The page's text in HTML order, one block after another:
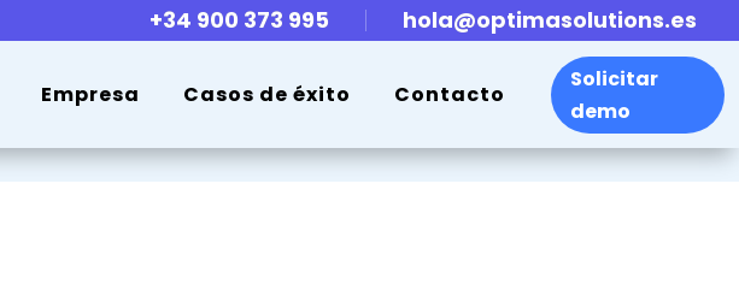
+34 900 373 995 hola@optimasolutions.es
Empresa Casos de éxito Contacto
Solicitar
demo